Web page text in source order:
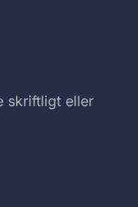
skriftligt eller